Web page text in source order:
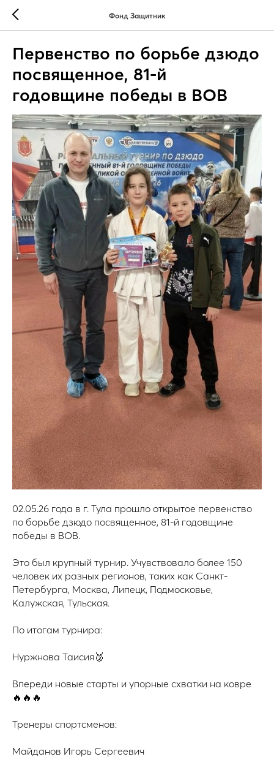
Фонд Защитник
Первенство по борьбе дзюдо
посвященное, 81-й
годовщине победы в ВОВ
02.05.26 года в г. Тула прошло открытое первенство
по борьбе дзюдо посвященное, 81-й годовщине
победы в ВОВ.
Это был крупный турнир. Учувствовало более 150
человек их разных регионов, таких как Санкт-
Петербурга, Москва, Липецк, Подмосковье,
Калужская, Тульская.
По итогам турнира:
Нуржнова Таисия🥉
Впереди новые старты и упорные схватки на ковре
🔥🔥🔥
Тренеры спортсменов:
Майданов Игорь Сергеевич